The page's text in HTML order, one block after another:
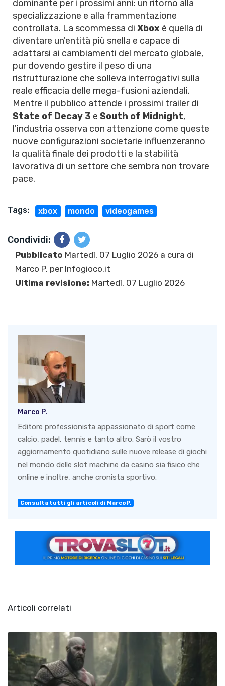
dominante per i prossimi anni: un ritorno alla
specializzazione e alla frammentazione
controllata. La scommessa di Xbox è quella di
diventare un'entità più snella e capace di
adattarsi ai cambiamenti del mercato globale,
pur dovendo gestire il peso di una
ristrutturazione che solleva interrogativi sulla
reale efficacia delle mega-fusioni aziendali.
Mentre il pubblico attende i prossimi trailer di
State of Decay 3 e South of Midnight,
l'industria osserva con attenzione come queste
nuove configurazioni societarie influenzeranno
la qualità finale dei prodotti e la stabilità
lavorativa di un settore che sembra non trovare
pace.
Tags: xbox mondo videogames
Condividi:
Pubblicato Martedì, 07 Luglio 2026 a cura di
Marco P. per Infogioco.it
Ultima revisione: Martedì, 07 Luglio 2026
Marco P.
Editore professionista appassionato di sport come
calcio, padel, tennis e tanto altro. Sarò il vostro
aggiornamento quotidiano sulle nuove release di giochi
nel mondo delle slot machine da casino sia fisico che
online e inoltre, anche cronista sportivo.
Consulta tutti gli articoli di Marco P.
Articoli correlati